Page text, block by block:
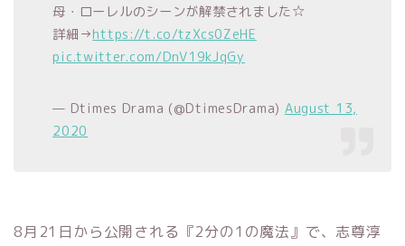
母・ローレルのシーンが解禁されました☆
詳細→https://t.co/tzXcs0ZeHE
pic.twitter.com/DnV19kJqGy
— Dtimes Drama (@DtimesDrama) August 13,
2020
8月21日から公開される『2分の1の魔法』で、志尊淳